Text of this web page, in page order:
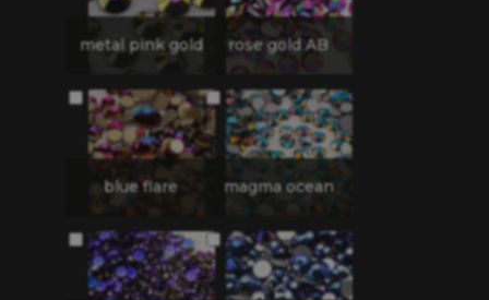
metal pink gold rose gold AB
blue flare magma ocean